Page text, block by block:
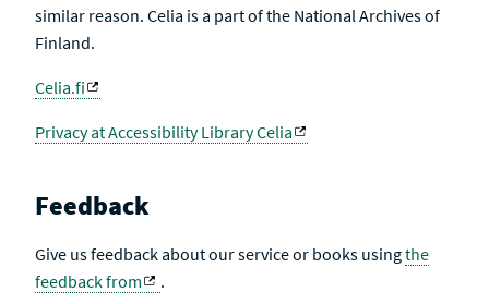
similar reason. Celia is a part of the National Archives of
Finland.
Celia.fi
Privacy at Accessibility Library Celia
Feedback
Give us feedback about our service or books usingthe
feedback from
.